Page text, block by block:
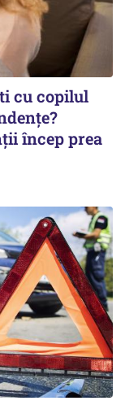
cu copilul
încep prea